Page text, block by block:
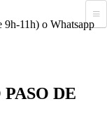
11h) o Whatsapp
DE